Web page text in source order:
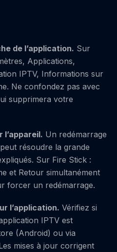
de l’application. Sur
Applications,
IPTV, Informations sur
Ne confondez pas avec
supprimera votre
l’appareil. Un redémarrage
résoudre la grande
Sur Fire Stick :
et Retour simultanément
forcer un redémarrage.
l’application. Vérifiez si
IPTV est
(Android) ou via
mises à jour corrigent